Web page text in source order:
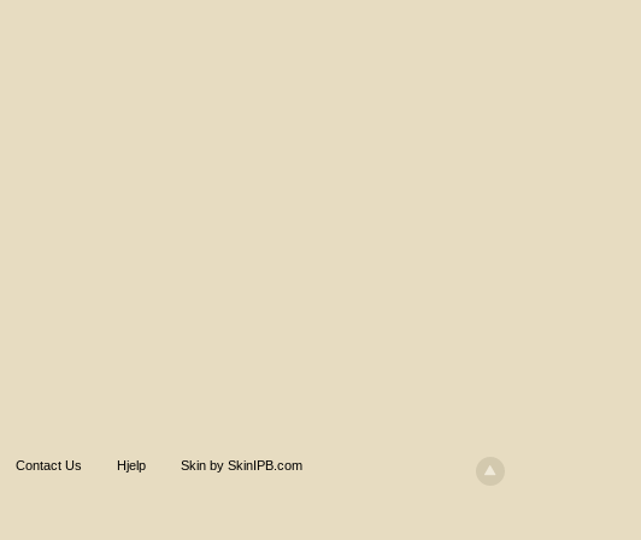
Contact Us Hjelp Skin by SkinIPB.com